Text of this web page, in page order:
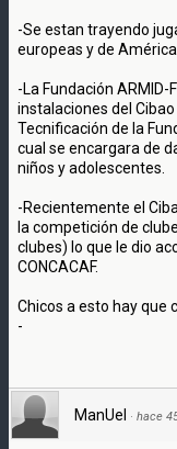
-Se estan trayendo
europeas y de América.
-La Fundación
instalaciones del
Tecnificación de la
cual se encargara de
niños y adolescentes.
-Recientemente el
la competición de
clubes) lo que le dio
CONCACAF.
Chicos a esto hay que
-
ManUel · hace